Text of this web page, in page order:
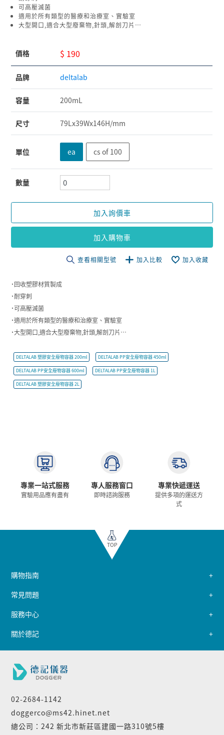
可高壓滅菌
適用於所有類型的醫療和治療室、實驗室
大型開口,適合大型廢棄物,針頭,解剖刀片…
價格 $ 190
品牌 deltalab
容量 200mL
尺寸 79Lx39Wx146H/mm
單位 ea cs of 100
數量
加入詢價車
加入購物車
查看相關型號 加入比較 加入收藏
˙回收塑膠材質製成
˙耐穿刺
˙可高壓滅菌
˙適用於所有類型的醫療和治療室、實驗室
˙大型開口,適合大型廢棄物,針頭,解剖刀片…
DELTALAB 塑膠安全廢物容器 200ml DELTALAB PP安全廢物容器 450ml
DELTALAB PP安全廢物容器 600ml DELTALAB PP安全廢物容器 1L
DELTALAB 塑膠安全廢物容器 2L
專業一站式服務
實驗用品應有盡有
專人服務窗口
即時諮詢服務
專業快遞運送
提供多項的運送方
式
TOP
02-2684-1142
doggerco@ms42.hinet.net
總公司：242 新北市新莊區建國一路310號5樓
購物指南
常見問題
服務中心
關於德記